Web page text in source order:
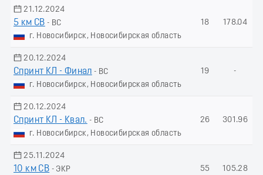
21.12.2024
5 км СВ - ВС
г. Новосибирск, Новосибирская область
18 178.04
20.12.2024
Спринт КЛ - Финал - ВС
г. Новосибирск, Новосибирская область
19 -
20.12.2024
Спринт КЛ - Квал. - ВС
г. Новосибирск, Новосибирская область
26 301.96
25.11.2024
10 км СВ - ЭКР
55 105.28